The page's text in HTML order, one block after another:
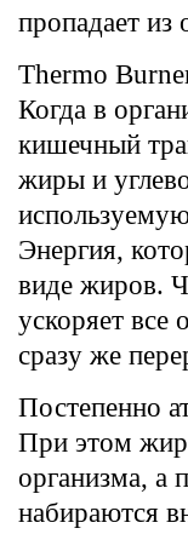
пропадает из
Thermo
Когда в
кишечный
жиры и
Энергия,
виде жиров.
ускоряет все
сразу же
Постепенно
При этом
организма, а
набираются